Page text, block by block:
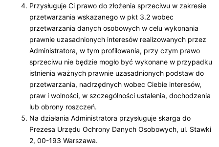
Przysługuje Ci prawo do złożenia sprzeciwu w zakresie
przetwarzania wskazanego w pkt 3.2 wobec
przetwarzania danych osobowych w celu wykonania
prawnie uzasadnionych interesów realizowanych przez
Administratora, w tym profilowania, przy czym prawo
sprzeciwu nie będzie mogło być wykonane w przypadku
istnienia ważnych prawnie uzasadnionych podstaw do
przetwarzania, nadrzędnych wobec Ciebie interesów,
praw i wolności, w szczególności ustalenia, dochodzenia
lub obrony roszczeń.
Na działania Administratora przysługuje skarga do
Prezesa Urzędu Ochrony Danych Osobowych, ul. Stawki
2, 00-193 Warszawa.